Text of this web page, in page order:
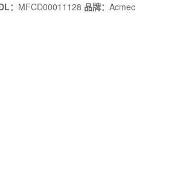
： MFCD00011128 品牌： Acmec